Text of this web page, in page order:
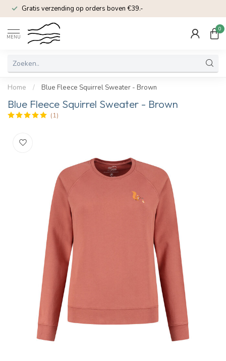
Gratis verzending op orders boven €39.-
MENU
0
Home / Blue Fleece Squirrel Sweater - Brown
Blue Fleece Squirrel Sweater - Brown
(1)